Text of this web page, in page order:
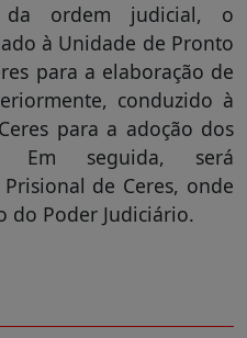
da ordem judicial, o
à Unidade de Pronto
para a elaboração de
conduzido à
para a adoção dos
Em seguida, será
de Ceres, onde
do Poder Judiciário.